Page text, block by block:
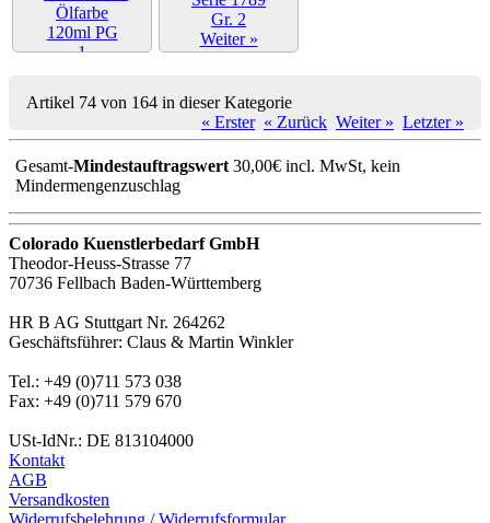
Weiter »
Artikel 74 von 164 in dieser Kategorie
« Erster « Zurück Weiter » Letzter »
Gesamt-Mindestauftragswert30,00€ incl. MwSt, kein
Mindermengenzuschlag
Colorado Kuenstlerbedarf GmbH
Theodor-Heuss-Strasse 77
70736 Fellbach Baden-Württemberg
HR B AG Stuttgart Nr. 264262
Geschäftsführer: Claus & Martin Winkler
Tel.: +49 (0)711 573 038
Fax: +49 (0)711 579 670
USt-IdNr.: DE 813104000
Kontakt
AGB
Versandkosten
Widerrufsbelehrung / Widerrufsformular